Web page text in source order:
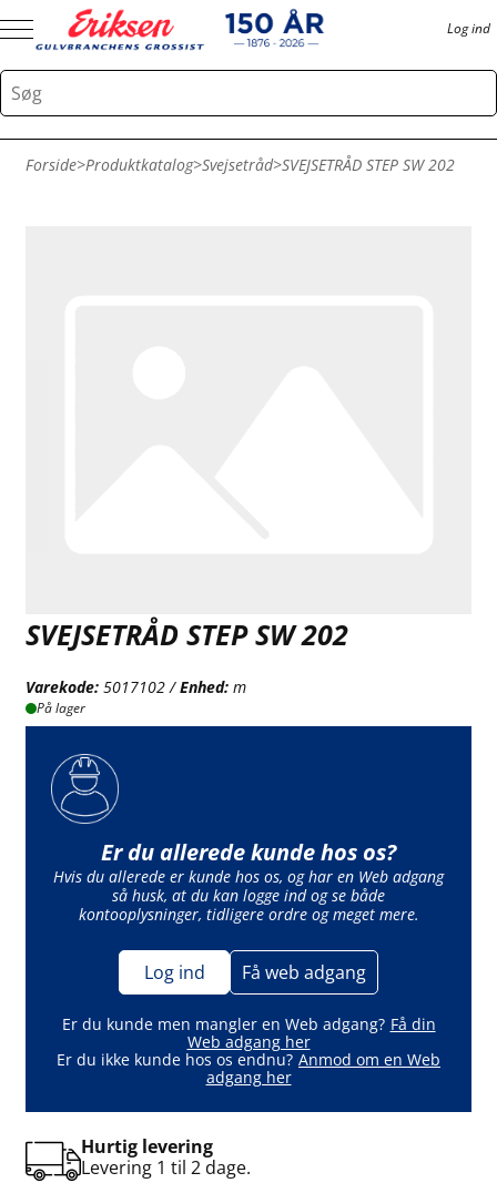
Log ind
Forside>Produktkatalog>Svejsetråd>SVEJSETRÅD STEP SW 202
SVEJSETRÅD STEP SW 202
Varekode: 5017102 /Enhed: m
På lager
Er du allerede kunde hos os?
Hvis du allerede er kunde hos os, og har en Web adgang
så husk, at du kan logge ind og se både
kontooplysninger, tidligere ordre og meget mere.
Log ind Få web adgang
Er du kunde men mangler en Web adgang? Få din
Web adgang her
Er du ikke kunde hos os endnu? Anmod om en Web
adgang her
Hurtig levering
Levering 1 til 2 dage.